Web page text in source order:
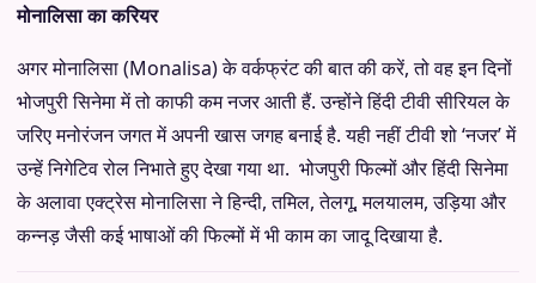
मोनालिसा का करियर
अगर मोनालिसा (Monalisa) के वर्कफ्रंट की बात की करें, तो वह इन दिनों
भोजपुरी सिनेमा में तो काफी कम नजर आती हैं. उन्होंने हिंदी टीवी सीरियल के
जरिए मनोरंजन जगत में अपनी खास जगह बनाई है. यही नहीं टीवी शो ‘नजर’ में
उन्हें निगेटिव रोल निभाते हुए देखा गया था. भोजपुरी फिल्मों और हिंदी सिनेमा
के अलावा एक्ट्रेस मोनालिसा ने हिन्दी, तमिल, तेलगू, मलयालम, उड़िया और
कन्नड़ जैसी कई भाषाओं की फिल्मों में भी काम का जादू दिखाया है.